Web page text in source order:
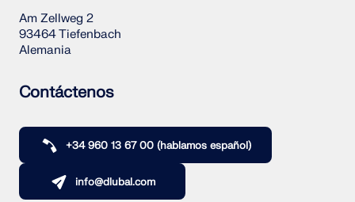
Am Zellweg 2
93464 Tiefenbach
Alemania
Contáctenos
+34 960 13 67 00 (hablamos español)
info@dlubal.com